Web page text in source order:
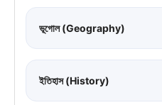
ভূগোল (Geography)
ইতিহাস (History)